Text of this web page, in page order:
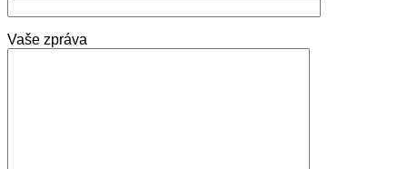
Vaše zpráva